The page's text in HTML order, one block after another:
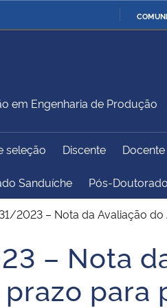
e
Ministério da Defesa
Desenvolvimento Regional
em Engenharia de Produção
seleção Discente Docente
Sanduíche Pós-Doutorado
2023 – Nota da Avaliação
– Nota
prazo